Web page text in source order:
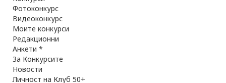
Фотоконкурс
Видеоконкурс
Моите конкурси
Редакционни
Анкети *
За Конкурсите
Новости
Личност на Клуб 50+